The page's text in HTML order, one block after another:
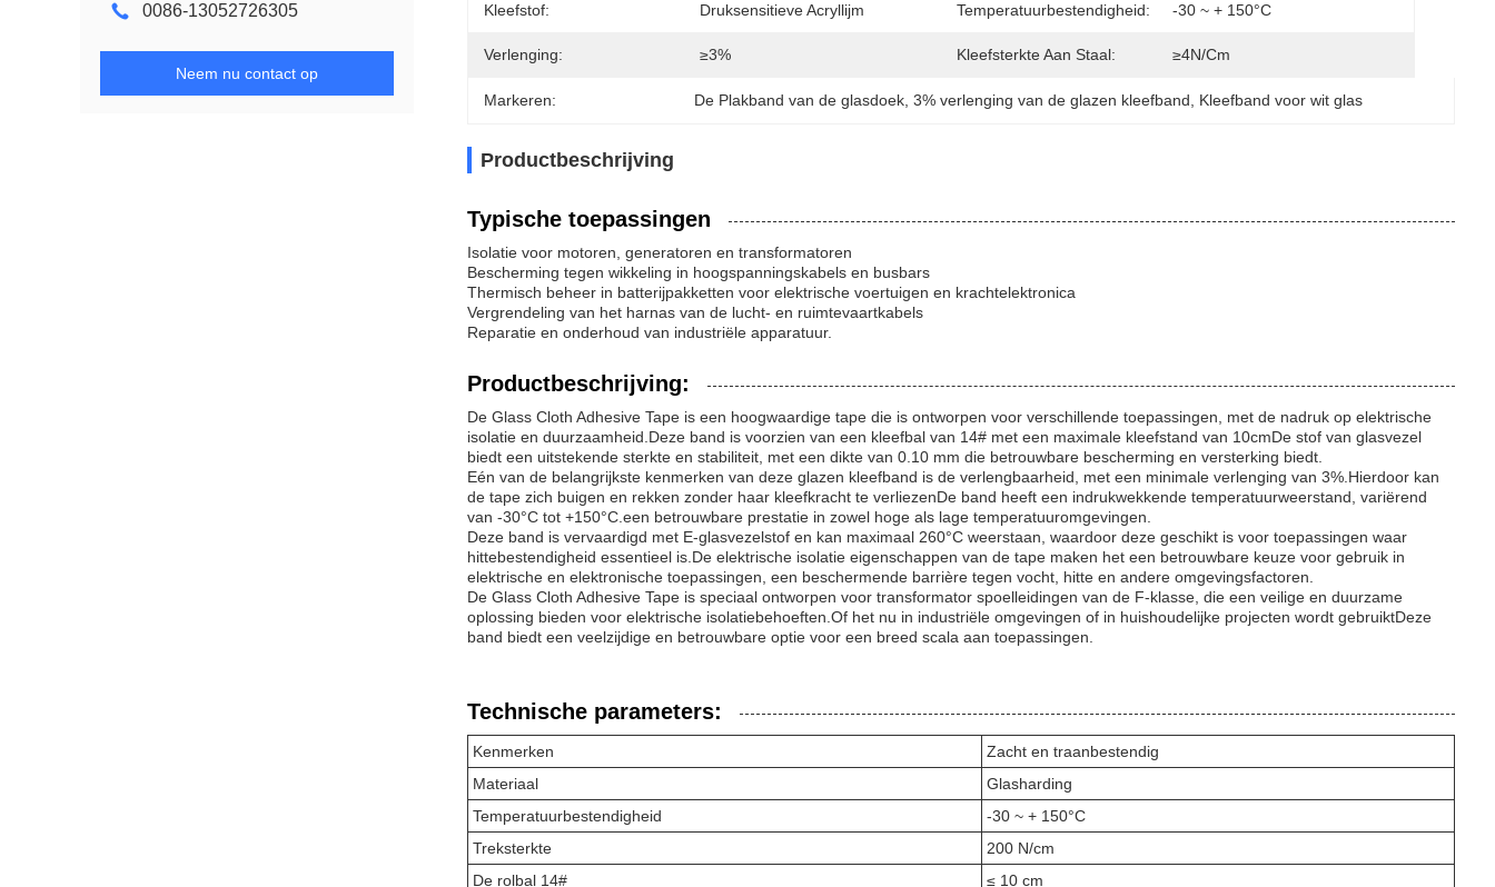
0086-13052726305
Neem nu contact op
Kleefstof: Druksensitieve Acryllijm Temperatuurbestendigheid: -30 ~ + 150°C
Verlenging: ≥3% Kleefsterkte Aan Staal: ≥4N/cm
Markeren: De Plakband van de glasdoek , 3% verlenging van de glazen kleefband Kleefband voor wit glas
Productbeschrijving
Typische toepassingen
Isolatie voor motoren, generatoren en transformatoren
Bescherming tegen wikkeling in hoogspanningskabels en busbars
Thermisch beheer in batterijpakketten voor elektrische voertuigen en krachtelektronica
Vergrendeling van het harnas van de lucht- en ruimtevaartkabels
Reparatie en onderhoud van industriële apparatuur.
Productbeschrijving:
De Glass Cloth Adhesive Tape is een hoogwaardige tape die is ontworpen voor verschillende toepassingen, met de nadruk op elektrische
isolatie en duurzaamheid.Deze band is voorzien van een kleefbal van 14# met een maximale kleefstand van 10cmDe stof van glasvezel
biedt een uitstekende sterkte en stabiliteit, met een dikte van 0.10 mm die betrouwbare bescherming en versterking biedt.
Eén van de belangrijkste kenmerken van deze glazen kleefband is de verlengbaarheid, met een minimale verlenging van 3%.Hierdoor kan
de tape zich buigen en rekken zonder haar kleefkracht te verliezenDe band heeft een indrukwekkende temperatuurweerstand, variërend
van -30°C tot +150°C.een betrouwbare prestatie in zowel hoge als lage temperatuuromgevingen.
Deze band is vervaardigd met E-glasvezelstof en kan maximaal 260°C weerstaan, waardoor deze geschikt is voor toepassingen waar
hittebestendigheid essentieel is.De elektrische isolatie eigenschappen van de tape maken het een betrouwbare keuze voor gebruik in
elektrische en elektronische toepassingen, een beschermende barrière tegen vocht, hitte en andere omgevingsfactoren.
De Glass Cloth Adhesive Tape is speciaal ontworpen voor transformator spoelleidingen van de F-klasse, die een veilige en duurzame
oplossing bieden voor elektrische isolatiebehoeften.Of het nu in industriële omgevingen of in huishoudelijke projecten wordt gebruiktDeze
band biedt een veelzijdige en betrouwbare optie voor een breed scala aan toepassingen.
Technische parameters:
Kenmerken
Zacht en traanbestendig
Materiaal
Glasharding
Temperatuurbestendigheid
-30 ~ + 150°C
Treksterkte
200 N/cm
De rolbal 14#
≤ 10 cm